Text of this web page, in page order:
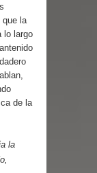
que la
lo largo
de la
la